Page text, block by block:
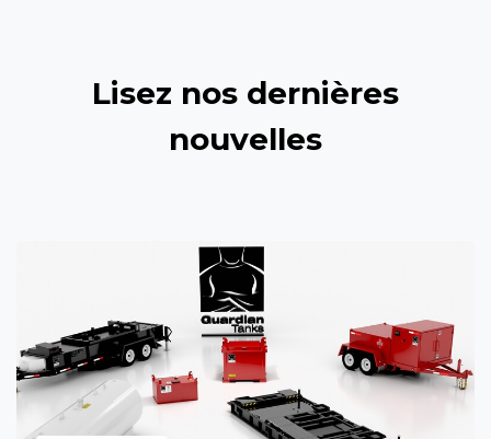
Lisez nos dernières
nouvelles